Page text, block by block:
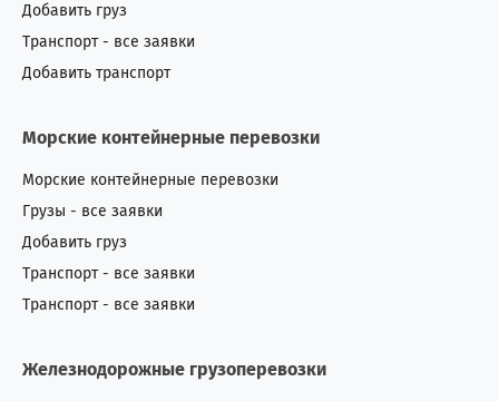
Добавить груз
Транспорт - все заявки
Добавить транспорт
Морские контейнерные перевозки
Морские контейнерные перевозки
Грузы - все заявки
Добавить груз
Транспорт - все заявки
Транспорт - все заявки
Железнодорожные грузоперевозки